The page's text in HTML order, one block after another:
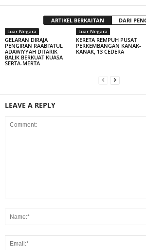
ARTIKEL BERKAITAN DARI
Luar Negara
GELARAN DIRAJA
PENGIRAN RAABI’ATUL
ADAWIYYAH DITARIK
BALIK BERKUAT KUASA
SERTA-MERTA
Luar Negara
KERETA REMPUH PUSAT
PERKEMBANGAN KANAK-
KANAK, 13 CEDERA
LEAVE A REPLY